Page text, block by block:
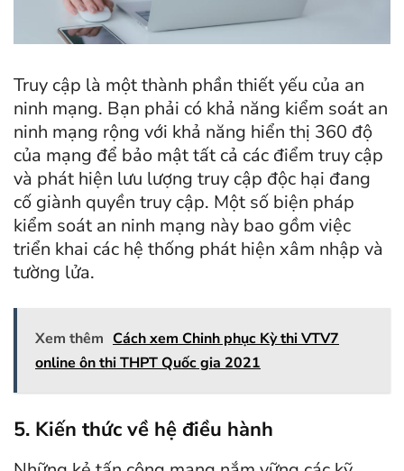
Truy cập là một thành phần thiết yếu của an
ninh mạng. Bạn phải có khả năng kiểm soát an
ninh mạng rộng với khả năng hiển thị 360 độ
của mạng để bảo mật tất cả các điểm truy cập
và phát hiện lưu lượng truy cập độc hại đang
cố giành quyền truy cập. Một số biện pháp
kiểm soát an ninh mạng này bao gồm việc
triển khai các hệ thống phát hiện xâm nhập và
tường lửa.
Xem thêm Cách xem Chinh phục Kỳ thi VTV7
online ôn thi THPT Quốc gia 2021
5. Kiến thức về hệ điều hành